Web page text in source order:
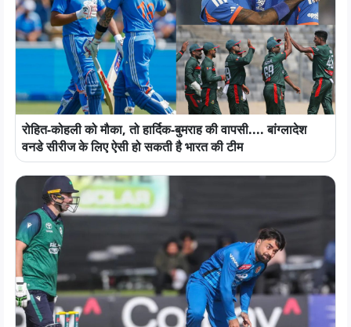
रोहित-कोहली को मौका, तो हार्दिक-बुमराह की वापसी.... बांग्लादेश
वनडे सीरीज के लिए ऐसी हो सकती है भारत की टीम